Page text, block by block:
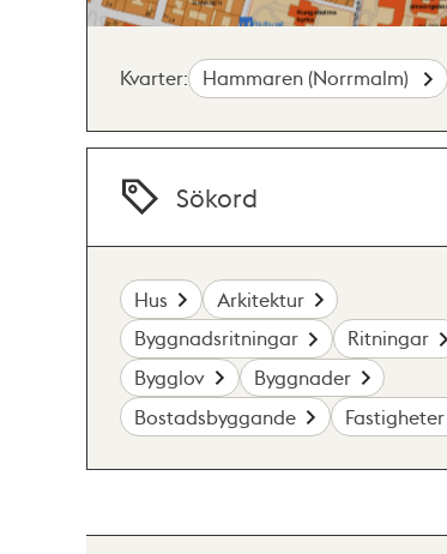
Kvarter: Hammaren (Norrmalm)
Sökord
Hus
Arkitektur
Byggnadsritningar
Ritningar
Bygglov
Byggnader
Bostadsbyggande
Fastigheter